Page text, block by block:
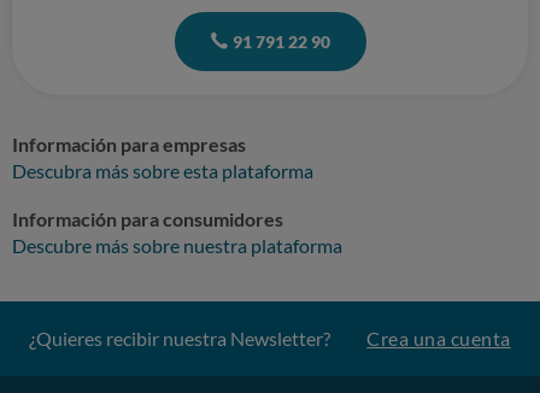
91 791 22 90
Información para empresas
Descubra más sobre esta plataforma
Información para consumidores
Descubre más sobre nuestra plataforma
¿Quieres recibir nuestra Newsletter? Crea una cuenta